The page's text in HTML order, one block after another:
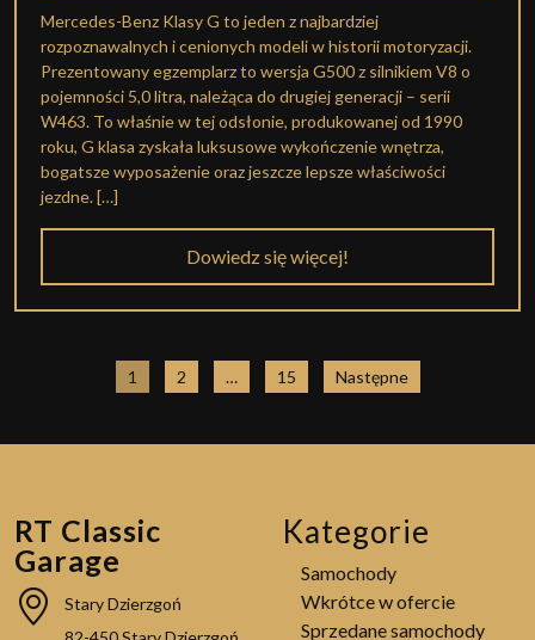
Mercedes-Benz Klasy G to jeden z najbardziej
rozpoznawalnych i cenionych modeli w historii motoryzacji.
Prezentowany egzemplarz to wersja G500 z silnikiem V8 o
pojemności 5,0 litra, należąca do drugiej generacji – serii
W463. To właśnie w tej odsłonie, produkowanej od 1990
roku, G klasa zyskała luksusowe wykończenie wnętrza,
bogatsze wyposażenie oraz jeszcze lepsze właściwości
jezdne. […]
Dowiedz się więcej!
Stronicowanie
1 2 … 15 Następne
RT Classic
Garage
Stary Dzierzgoń
Kategorie
Samochody
Wkrótce w ofercie
Sprzedane samochody